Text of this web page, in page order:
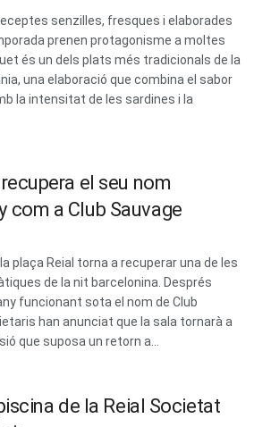
senzilles, fresques i elaborades
prenen protagonisme a moltes
és un dels plats més tradicionals de la
una elaboració que combina el sabor
la intensitat de les sardines i la
el seu nom
com a Club Sauvage
plaça Reial torna a recuperar una de les
de la nit barcelonina. Després
funcionant sota el nom de Club
han anunciat que la sala tornarà a
que suposa un retorn a...
de la Reial Societat